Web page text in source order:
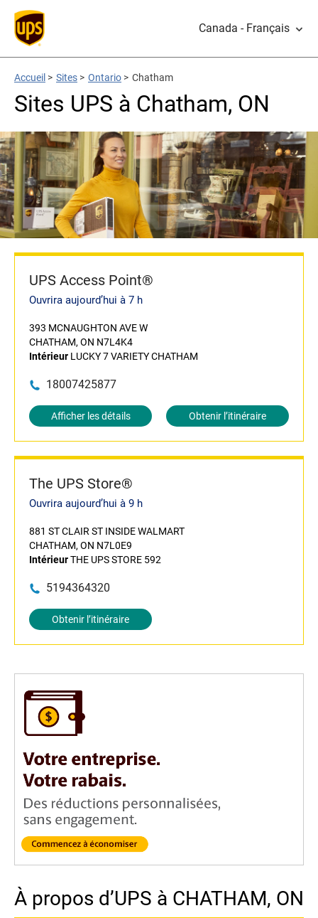
Canada - Français
Accueil > Sites > Ontario > Chatham
Sites UPS à Chatham, ON
UPS Access Point®
Ouvrira aujourd’hui à 7 h
393 MCNAUGHTON AVE W
CHATHAM, ON N7L4K4
Intérieur LUCKY 7 VARIETY CHATHAM
18007425877
Afficher les détails Obtenir l’itinéraire
The UPS Store®
Ouvrira aujourd’hui à 9 h
881 ST CLAIR ST INSIDE WALMART
CHATHAM, ON N7L0E9
IntérieurTHE UPS STORE 592
5194364320
Obtenir l’itinéraire
À propos d’UPS à CHATHAM, ON